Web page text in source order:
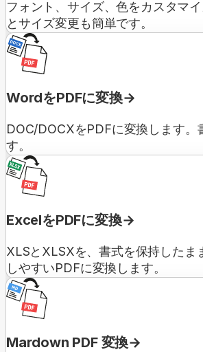
フォント、サイズ、色をカスタマ
とサイズ変更も簡単です。
WordをPDFに変換
DOC/DOCXをPDFに変換します。
す。
ExcelをPDFに変換
XLSとXLSXを、書式を保持したま
しやすいPDFに変換します。
Mardown PDF 変換